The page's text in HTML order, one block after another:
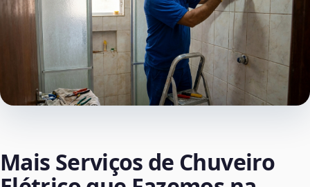
Mais Serviços de Chuveiro